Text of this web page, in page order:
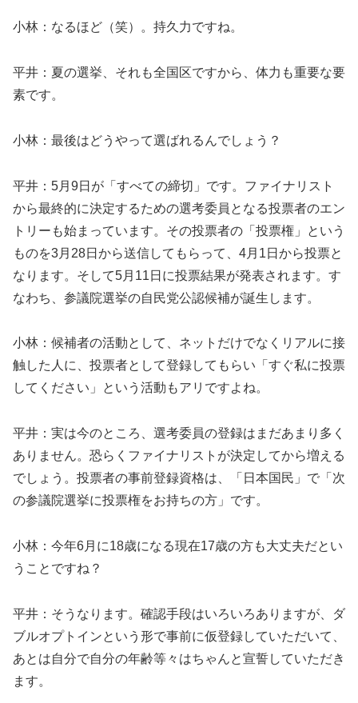
小林：なるほど（笑）。持久力ですね。
平井：夏の選挙、それも全国区ですから、体力も重要な要
素です。
小林：最後はどうやって選ばれるんでしょう？
平井：5月9日が「すべての締切」です。ファイナリスト
から最終的に決定するための選考委員となる投票者のエン
トリーも始まっています。その投票者の「投票権」という
ものを3月28日から送信してもらって、4月1日から投票と
なります。そして5月11日に投票結果が発表されます。す
なわち、参議院選挙の自民党公認候補が誕生します。
小林：候補者の活動として、ネットだけでなくリアルに接
触した人に、投票者として登録してもらい「すぐ私に投票
してください」という活動もアリですよね。
平井：実は今のところ、選考委員の登録はまだあまり多く
ありません。恐らくファイナリストが決定してから増える
でしょう。投票者の事前登録資格は、「日本国民」で「次
の参議院選挙に投票権をお持ちの方」です。
小林：今年6月に18歳になる現在17歳の方も大丈夫だとい
うことですね？
平井：そうなります。確認手段はいろいろありますが、ダ
ブルオプトインという形で事前に仮登録していただいて、
あとは自分で自分の年齢等々はちゃんと宣誓していただき
ます。